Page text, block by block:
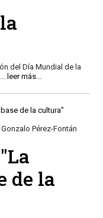
del Día Mundial de la
... leer más...
Gonzalo Pérez-Fontán
de la